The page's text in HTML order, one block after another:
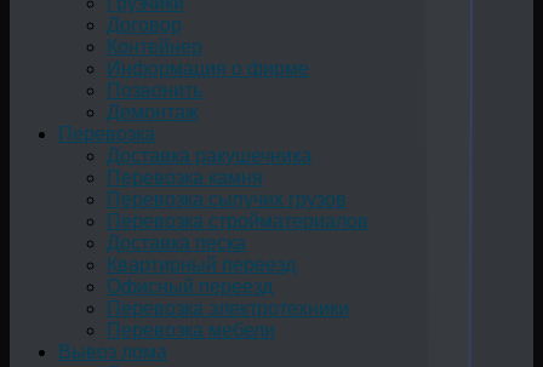
Договор
Контейнер
Информация о фирме
Позвонить
Демонтаж
Перевозка
Доставка ракушечника
Перевозка камня
Перевозка сыпучих грузов
Перевозка стройматериалов
Доставка песка
Квартирный переезд
Офисный переезд
Перевозка электротехники
Перевозка мебели
Вывоз лома